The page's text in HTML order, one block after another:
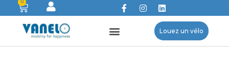
0
Louez un vélo